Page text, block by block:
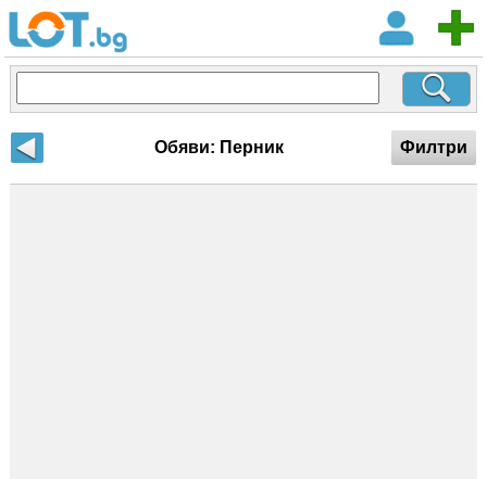
Обяви: Перник Филтри